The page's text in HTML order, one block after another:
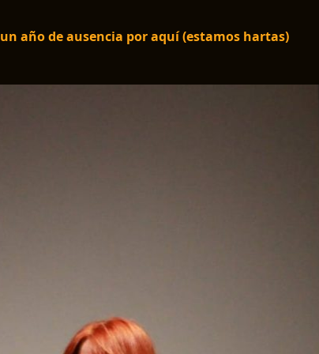
un año de ausencia por aquí (estamos hartas)